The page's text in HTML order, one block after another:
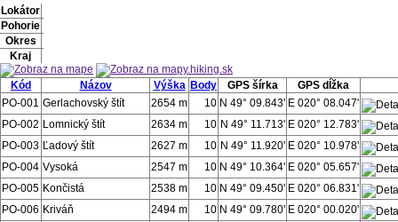
Lokátor
Pohorie
Okres
Kraj
Kód Názov Výška Body GPS šírka
GPS dĺžka
PO-001 Gerlachovský štít 2654 m 10 N 49° 09.843' E 020° 08.047'
PO-002 Lomnický štít 2634 m 10 N 49° 11.713' E 020° 12.783'
PO-003 Ľadový štít 2627 m 10 N 49° 11.920' E 020° 10.978'
PO-004 Vysoká 2547 m 10 N 49° 10.364' E 020° 05.657'
PO-005 Končistá 2538 m 10 N 49° 09.450' E 020° 06.831'
PO-006 Kriváň 2494 m 10 N 49° 09.780' E 020° 00.020'